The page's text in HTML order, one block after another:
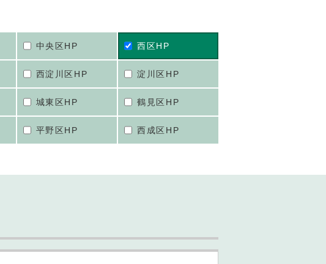
中央区HP 西区HP
西淀川区HP 淀川区HP
城東区HP 鶴見区HP
平野区HP 西成区HP